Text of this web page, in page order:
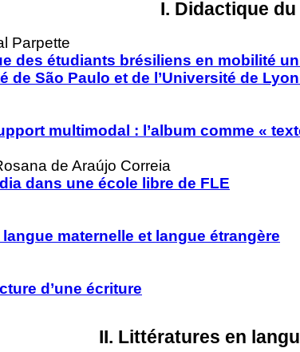
I. Didactique du
Parpette
des étudiants brésiliens en mobilité
de São Paulo et de l’Université de
multimodal : l’album comme «
de Araújo Correia
dans une école libre de FLE
maternelle et langue étrangère
d’une écriture
II. Littératures en